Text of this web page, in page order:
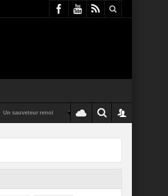
renoi Un puching ball pas comme les autres